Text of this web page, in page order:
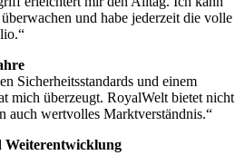
und habe jederzeit die volle
Sicherheitsstandards und einem
mich überzeugt. RoyalWelt bietet nicht
auch wertvolles Marktverständnis.“
Weiterentwicklung